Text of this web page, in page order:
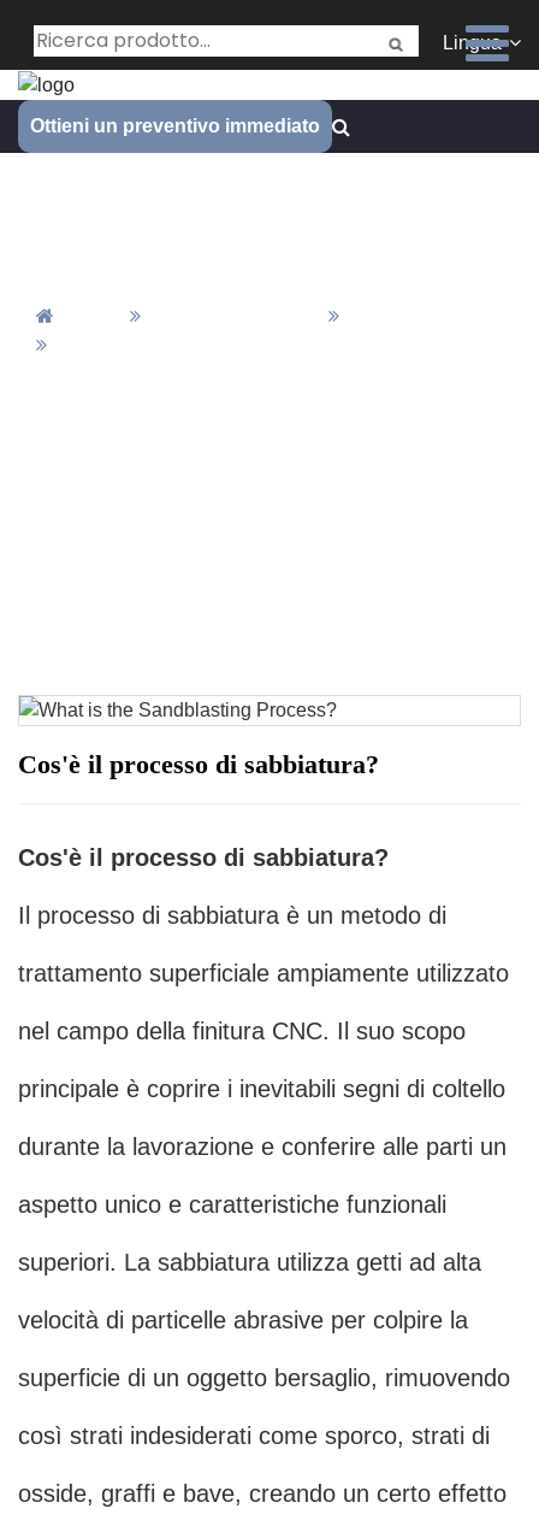
Lingua
Ottieni un preventivo immediato
Cos'è il processo di sabbiatura?
Cos'è il processo di sabbiatura?
Il processo di sabbiatura è un metodo di
trattamento superficiale ampiamente utilizzato
nel campo della finitura CNC. Il suo scopo
principale è coprire i inevitabili segni di coltello
durante la lavorazione e conferire alle parti un
aspetto unico e caratteristiche funzionali
superiori. La sabbiatura utilizza getti ad alta
velocità di particelle abrasive per colpire la
superficie di un oggetto bersaglio, rimuovendo
così strati indesiderati come sporco, strati di
osside, graffi e bave, creando un certo effetto